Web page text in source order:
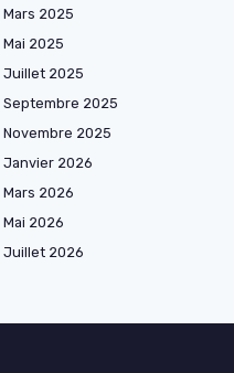
Mars 2025
Mai 2025
Juillet 2025
Septembre 2025
Novembre 2025
Janvier 2026
Mars 2026
Mai 2026
Juillet 2026